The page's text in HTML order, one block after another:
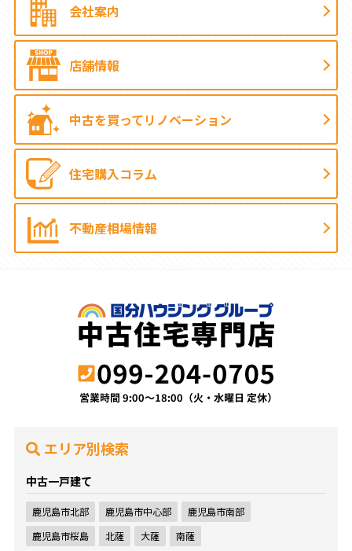
会社案内
店舗情報
中古を買ってリノベーション
住宅購入コラム
不動産相場情報
エリア別検索
中古一戸建て
鹿児島市北部 鹿児島市中心部
鹿児島市南部
鹿児島市桜島
北薩 大薩 南薩